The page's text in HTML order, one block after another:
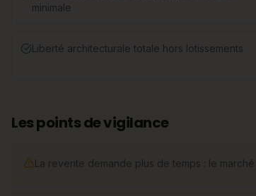
minimale
Liberté architecturale totale hors lotissements
Les points de vigilance
La revente demande plus de temps : le